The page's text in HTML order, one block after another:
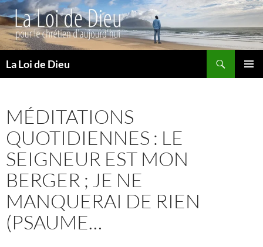
La Loi de Dieu
MÉDITATIONS
QUOTIDIENNES : LE
SEIGNEUR EST MON
BERGER ; JE NE
MANQUERAI DE RIEN
(PSAUME…